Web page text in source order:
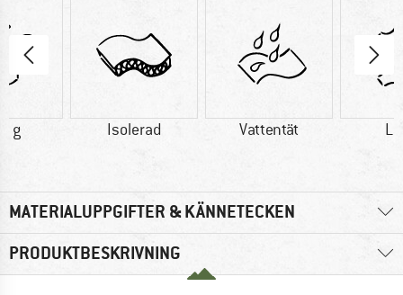
g Isolerad Vattentät
MATERIALUPPGIFTER & KÄNNETECKEN
PRODUKTBESKRIVNING